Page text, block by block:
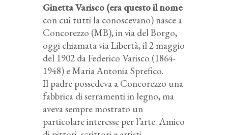
Ginetta Varisco (era questo il nome
con cui tutti la conoscevano) nasce a
Concorezzo (MB), in via del Borgo,
oggi chiamata via Libertà, il 2 maggio
del 1902 da Federico Varisco (1864-
1948) e Maria Antonia Sprefico.
Il padre possedeva a Concorezzo una
fabbrica di serramenti in legno, ma
aveva sempre mostrato un
particolare interesse per l’arte. Amico